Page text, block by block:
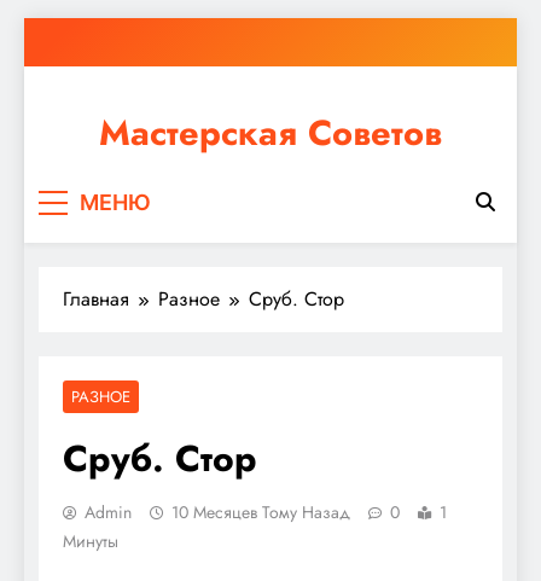
к
Мастерская Советов
ремонт или крупное строительство, в Мастерской
МЕНЮ
Главная Разное Сруб. Стор
РАЗНОЕ
Сруб. Стор
Admin 10 Месяцев Тому Назад 0
1
Минуты